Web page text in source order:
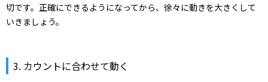
切です。正確にできるようになってから、徐々に動きを大きくして
いきましょう。
3. カウントに合わせて動く